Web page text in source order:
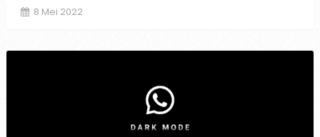
8 Mei 2022